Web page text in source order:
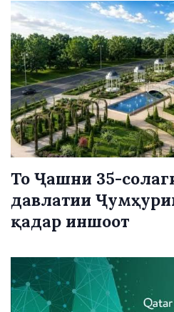
То Ҷашни 35-
давлатии
қадар иншоот